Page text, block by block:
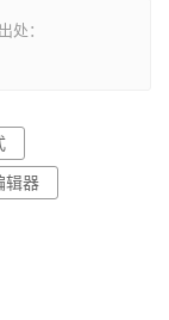
处：
辑器